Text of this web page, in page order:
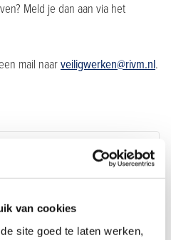
van cookies
site goed te laten werken,
Meld je dan aan via het
mail naarveiligwerken@rivm.nl.
e-mail